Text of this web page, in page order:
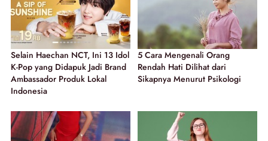
Selain Haechan NCT, Ini 13 Idol
K-Pop yang Didapuk Jadi Brand
Ambassador Produk Lokal
Indonesia
5 Cara Mengenali Orang
Rendah Hati Dilihat dari
Sikapnya Menurut Psikologi